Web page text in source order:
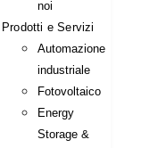
noi
Prodotti e Servizi
Automazione
industriale
Fotovoltaico
Energy
Storage &